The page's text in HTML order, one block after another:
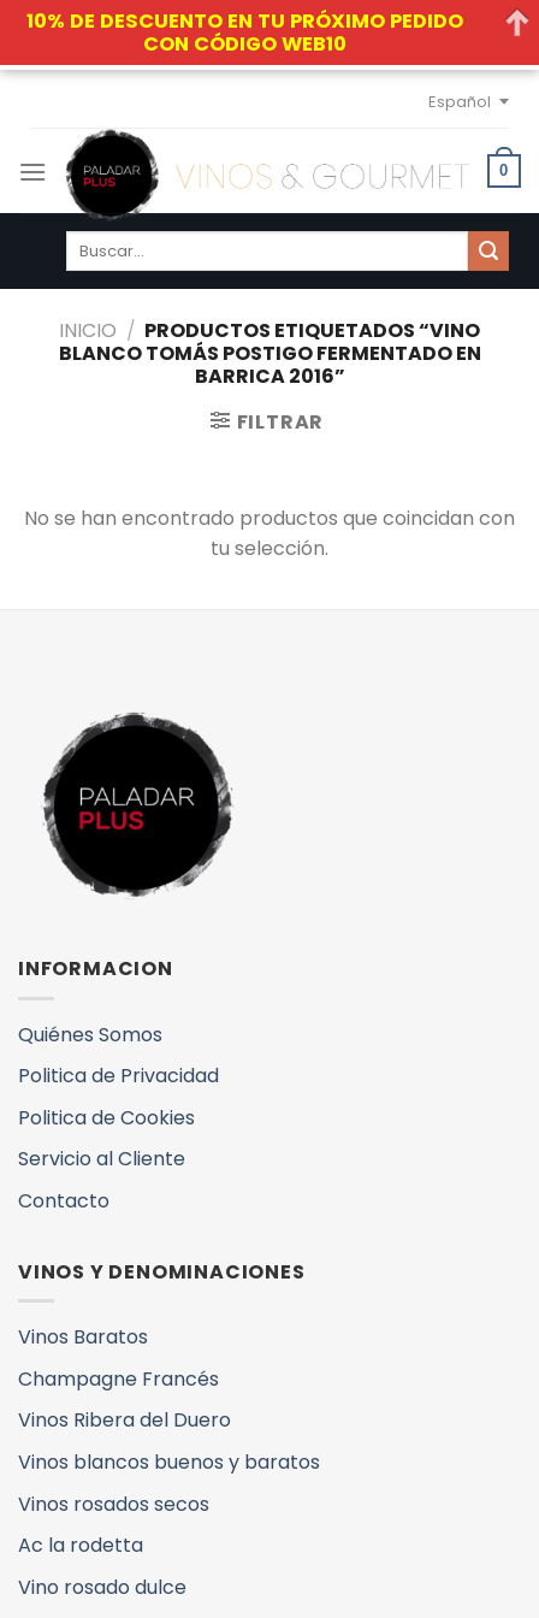
Skip
content
Español
0
Buscar
INICIO / PRODUCTOS ETIQUETADOS “VINO
BLANCO TOMÁS POSTIGO FERMENTADO EN
BARRICA 2016”
FILTRAR
No se han encontrado productos que coincidan con
tu selección.
INFORMACION
Quiénes Somos
Politica de Privacidad
Politica de Cookies
Servicio al Cliente
Contacto
VINOS Y DENOMINACIONES
Vinos Baratos
Champagne Francés
Vinos Ribera del Duero
Vinos blancos buenos y baratos
Vinos rosados secos
Ac la rodetta
Vino rosado dulce
10% DE DESCUENTO EN TU PRÓXIMO PEDIDO
CON CÓDIGO WEB10